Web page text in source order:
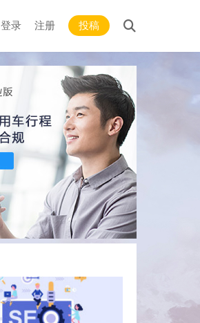
登录 注册 投稿